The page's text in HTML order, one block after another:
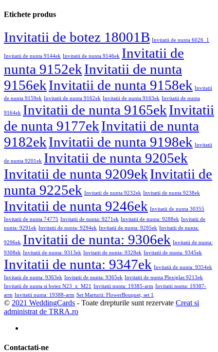
Etichete produs
Invitatii de botez 18001B Invitatii de nunta 6026_1
Invitatii de nunta 9144ek Invitatii de nunta 9146ek Invitatii de
nunta 9152ekInvitatii de nunta
9156ekInvitatii de nunta 9158ek Invitatii
de nunta 9159ek Invitatii de nunta 9162ek Invitatii de nunta 9163ek Invitatii de nunta
9164ek Invitatii de nunta 9165ekInvitatii
de nunta 9177ekInvitatii de nunta
9182ekInvitatii de nunta 9198ek Invitatii
de nunta 9201ek Invitatii de nunta 9205ek
Invitatii de nunta 9209ekInvitatii de
nunta 9225ek Invitatii de nunta 9232ek Invitatii de nunta 9238ek
Invitatii de nunta 9246ek Invitatii de nunta 30355
Invitatii de nunta 74775 Invitatii de nunta: 9271ek Invitatii de nunta: 9288ek Invitatii de
nunta: 9291ek Invitatii de nunta: 9294ek Invitatii de nunta: 9295ek Invitatii de nunta:
9296ek Invitatii de nunta: 9306ek Invitatii de nunta:
9308ek Invitatii de nunta: 9313ek Invitatii de nunta: 9328ek Invitatii de nunta: 9345ek
Invitatii de nunta: 9347ek Invitatii de nunta: 9354ek
Invitatii de nunta: 9363ek Invitatii de nunta: 9365ek Invitatii de nunta Plexiglas 9213ek
Invitatii de nunta si botez N23_x_M21 Invitatii nunta: 19385-arm Invitatii nunta: 19387-
arm Invitatii nunta: 19388-arm Set Marturii: FlowerBouquet, set 1
© 2021 WeddingCards - Toate drepturile sunt rezervate Creat si
administrat de TRRA.ro
Contactati-ne